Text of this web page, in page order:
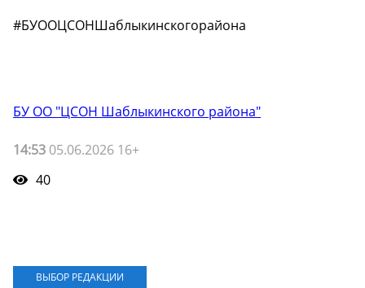
#БУООЦСОНШаблыкинскогорайона
БУ ОО "ЦСОН Шаблыкинского района"
14:53 05.06.2026 16+
40
ВЫБОР РЕДАКЦИИ